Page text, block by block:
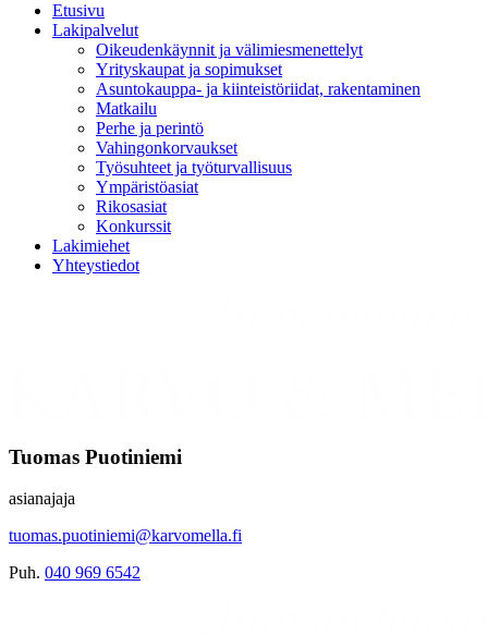
Etusivu
Lakipalvelut
Oikeudenkäynnit ja välimiesmenettelyt
Yrityskaupat ja sopimukset
Asuntokauppa- ja kiinteistöriidat, rakentaminen
Matkailu
Perhe ja perintö
Vahingonkorvaukset
Työsuhteet ja työturvallisuus
Ympäristöasiat
Rikosasiat
Konkurssit
Lakimiehet
Yhteystiedot
Tuomas Puotiniemi
asianajaja
tuomas.puotiniemi@karvomella.fi
Puh. 040 969 6542